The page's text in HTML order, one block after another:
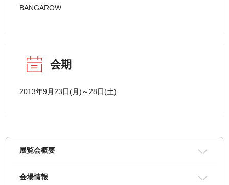
BANGAROW
会期
2013年9月23日(月)～28日(土)
展覧会概要
会場情報